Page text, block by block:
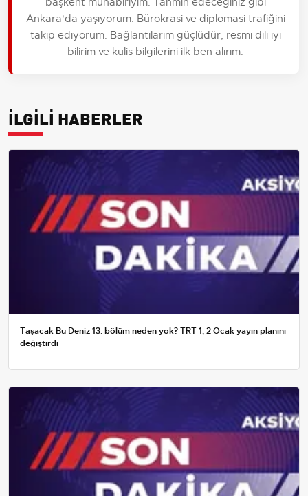
Ankara'da yaşıyorum. Bürokrasi ve diplomasi trafiğini
takip ediyorum. Bağlantılarım güçlüdür, resmi dili iyi
bilirim ve kulis bilgilerini ilk ben alırım.
İLGİLİ HABERLER
Taşacak Bu Deniz 13. bölüm neden yok? TRT 1, 2 Ocak yayın planını
değiştirdi